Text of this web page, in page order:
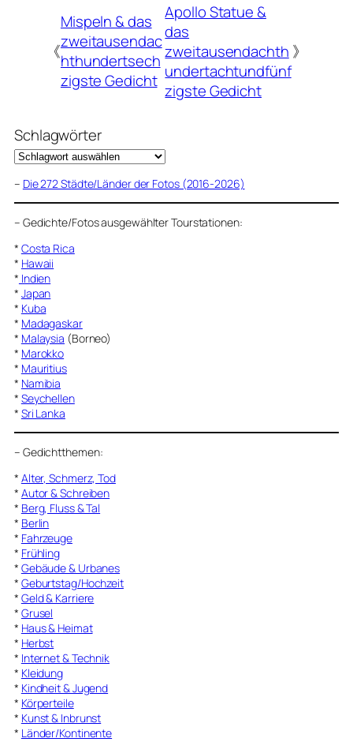
《
Mispeln & das
zweitausendac
hthundertsech
zigste Gedicht
Apollo Statue &
das
zweitausendachth
undertachtundfünf
zigste Gedicht
》
Schlagwörter
– Die 272 Städte/Länder der Fotos (2016-2026)
– Gedichte/Fotos ausgewählter Tourstationen:
* Costa Rica
* Hawaii
* Indien
* Japan
* Kuba
* Madagaskar
* Malaysia (Borneo)
* Marokko
* Mauritius
* Namibia
* Seychellen
* Sri Lanka
– Gedichtthemen:
* Alter, Schmerz, Tod
* Autor & Schreiben
* Berg, Fluss & Tal
* Berlin
* Fahrzeuge
* Frühling
* Gebäude & Urbanes
* Geburtstag/Hochzeit
* Geld & Karriere
* Grusel
* Haus & Heimat
* Herbst
* Internet & Technik
* Kleidung
* Kindheit & Jugend
* Körperteile
* Kunst & Inbrunst
* Länder/Kontinente